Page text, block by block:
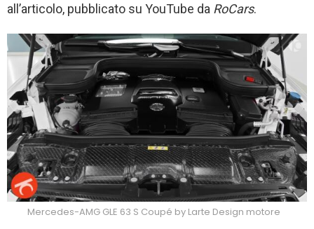
all’articolo, pubblicato su YouTube da RoCars.
Mercedes-AMG GLE 63 S Coupé by Larte Design motore